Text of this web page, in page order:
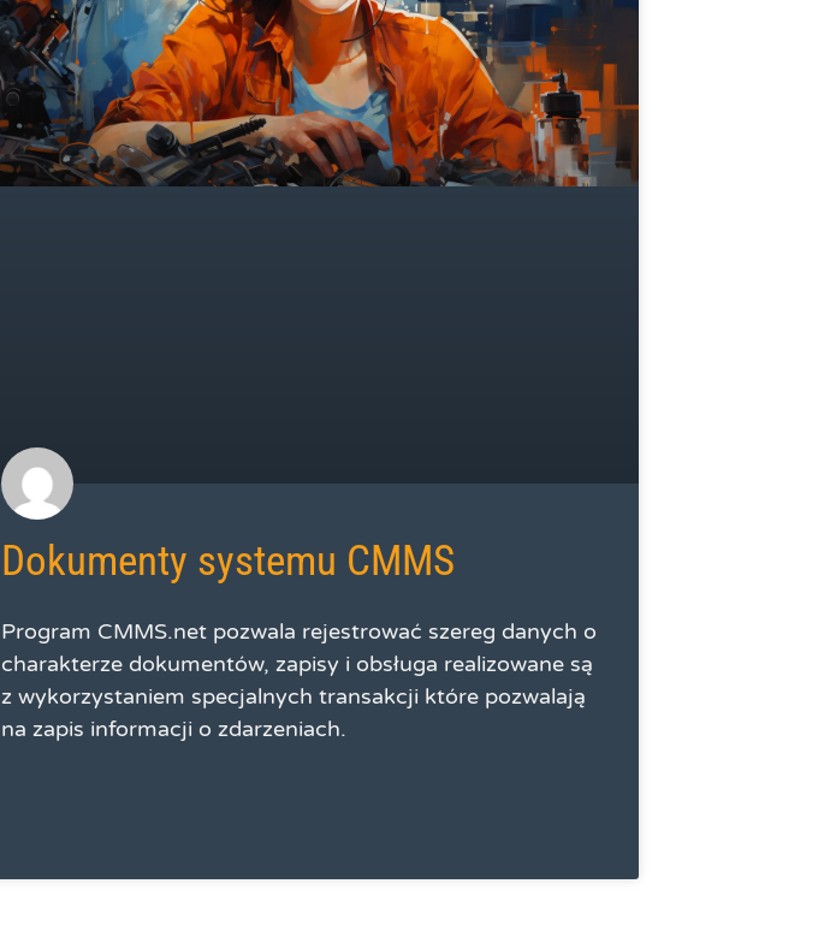
Dokumenty systemu CMMS
Program CMMS.net pozwala rejestrować szereg danych o
charakterze dokumentów, zapisy i obsługa realizowane są
z wykorzystaniem specjalnych transakcji które pozwalają
na zapis informacji o zdarzeniach.